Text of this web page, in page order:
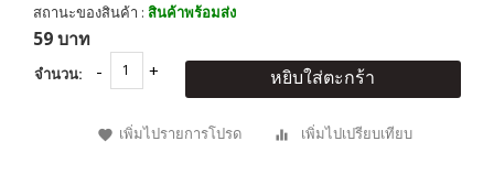
สถานะของสินค้า : สินค้าพร้อมส่ง
59 บาท
จำนวน: หยิบใส่ตะกร้า
เพิ่มไปรายการโปรด เพิ่มไปเปรียบเทียบ